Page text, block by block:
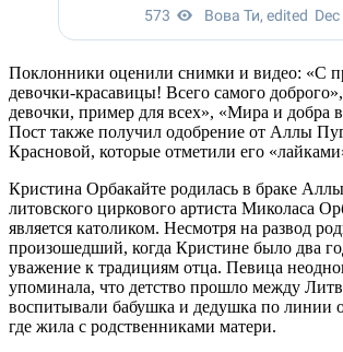
Поклонники оценили снимки и видео: «С
девочки-красавицы! Всего самого
девочки, пример для всех», «Мира и добра
Пост также получил одобрение от Аллы
Красновой, которые отметили его
Кристина Орбакайте родилась в браке
литовского циркового артиста Миколаса
является католиком. Несмотря на развод
произошедший, когда Кристине было два
уважение к традициям отца. Певица
упоминала, что детство прошло между
воспитывали бабушка и дедушка по линии
где жила с родственниками матери.